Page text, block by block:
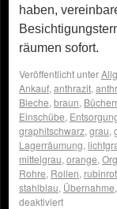
haben,
räumen sofort.
Veröffentlicht unter
Ankauf, anthrazit,
Bleche, braun,
Einschübe,
graphitschwarz, grau,
Lagerräumung,
mittelgrau, orange,
Rohre, Rollen, rubinrot
stahlblau, Übernahme,
deaktiviert